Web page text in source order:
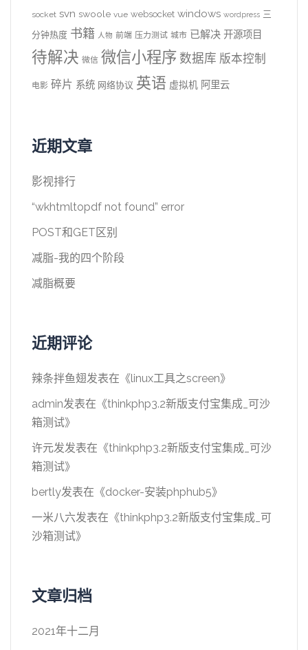
socket svn swoole vue websocket windows wordpress 三
分钟热度 书籍 人物 前端 压力测试 城市 已解决 开源项目
待解决 微信 微信小程序 数据库 版本控制
电影 碎片 系统 网络协议 英语 虚拟机 阿里云
近期文章
影视排行
“wkhtmltopdf not found” error
POST和GET区别
减脂-我的四个阶段
减脂概要
近期评论
辣条拌鱼翅发表在《linux工具之screen》
admin发表在《thinkphp3.2新版支付宝集成_可沙
箱测试》
许元发发表在《thinkphp3.2新版支付宝集成_可沙
箱测试》
bertly发表在《docker-安装phphub5》
一米八六发表在《thinkphp3.2新版支付宝集成_可
沙箱测试》
文章归档
2021年十二月